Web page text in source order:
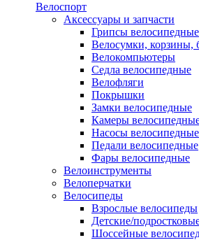
Велоспорт
Аксессуары и запчасти
Грипсы велосипедные
Велосумки, корзины,
Велокомпьютеры
Седла велосипедные
Велофляги
Покрышки
Замки велосипедные
Камеры
Насосы велосипедные
Педали велосипедные
Фары велосипедные
Велоинструменты
Велоперчатки
Велосипеды
Взрослые велосипеды
Детские/
Шоссейные